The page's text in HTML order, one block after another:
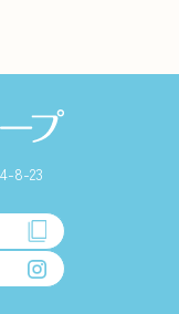
8-23